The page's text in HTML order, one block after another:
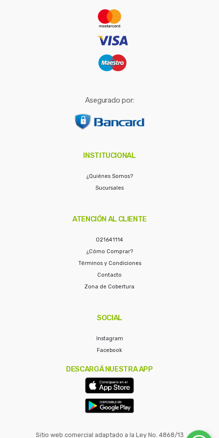
Asegurado por:
INSTITUCIONAL
¿Quiénes Somos?
Sucursales
ATENCIÓN AL CLIENTE
021641114
¿Cómo Comprar?
Términos y Condiciones
Contacto
Zona de Cobertura
SOCIAL
Instagram
Facebook
DESCARGÁ NUESTRA APP
Sitio web comercial adaptado a la Ley No. 4868/13